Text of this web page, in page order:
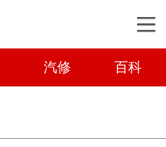
汽修 百科